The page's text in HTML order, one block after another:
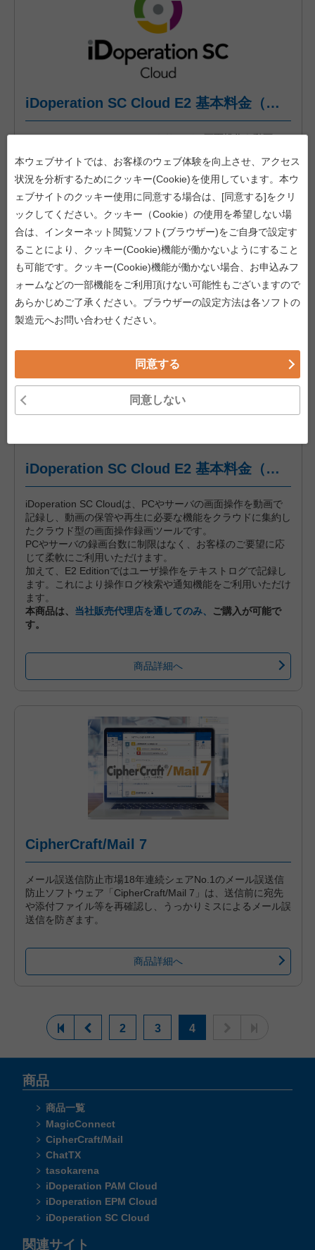
iDoperation SC Cloud E2 基本料金（年間プラン、一括前払い）
iDoperation SC Cloudは、PCやサーバの画面操作を動画で
たクラウド型の画面操作録画ツールです。
PCやサーバの録画台数に制限はなく、お客様のご要望に応
じて柔軟にご利用いただけます。
加えて、E2 Editionではユーザ操作をテキストログで記録し
ます。これにより操作ログ検索や通知機能をご利用いただけ
ます。
本商品は、
当社販売代理店を通してのみ、ご購入が可能で
商品詳細へ
iDoperation SC Cloud E2 基本料金（年間プラン、月々後払い）
iDoperation SC Cloudは、PCやサーバの画面操作を動画で
記録し、動画の保管や再生に必要な機能をクラウドに集約し
たクラウド型の画面操作録画ツールです。
PCやサーバの録画台数に制限はなく、お客様のご要望に応
じて柔軟にご利用いただけます。
加えて、E2 Editionではユーザ操作をテキストログで記録し
ます。これにより操作ログ検索や通知機能をご利用いただけ
ます。
本商品は、 当社販売代理店を通してのみ、
ご購入が可能で
す。
商品詳細へ
CipherCraft/Mail 7
メール誤送信防止市場18年連続シェアNo.1のメール誤送信
防止ソフトウェア「CipherCraft/Mail 7」は、送信前に宛先
や添付ファイル等を再確認し、うっかりミスによるメール誤
送信を防ぎます。
商品詳細へ
2 3 4
本ウェブサイトでは、お客様のウェブ体験を向上させ、アクセス
状況を分析するためにクッキー(Cookie)を使用しています。本ウ
ェブサイトのクッキー使用に同意する場合は、[同意する]をクリ
ックしてください。クッキー（Cookie）の使用を希望しない場
合は、インターネット閲覧ソフト(ブラウザー)をご自身で設定す
ることにより、クッキー(Cookie)機能が働かないようにすること
も可能です。クッキー(Cookie)機能が働かない場合、お申込みフ
ォームなどの一部機能をご利用頂けない可能性もございますので
あらかじめご了承ください。ブラウザーの設定方法は各ソフトの
製造元へお問い合わせください。
同意しない
同意する
商品
商品一覧
MagicConnect
CipherCraft/Mail
ChatTX
tasokarena
iDoperation PAM Cloud
iDoperation EPM Cloud
iDoperation SC Cloud
関連サイト